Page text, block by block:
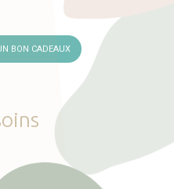
BON CADEAUX